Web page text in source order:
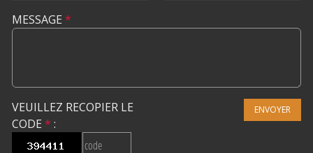
MESSAGE *
VEUILLEZ RECOPIER LE
CODE * :
ENVOYER